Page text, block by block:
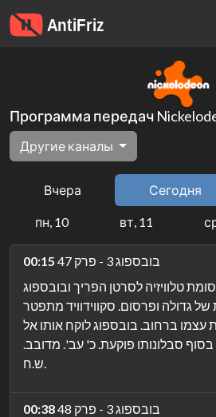
Программа передач
Другие каналы
Вчера Сегодня
пн, 10 вт, 11
00:15
בובספוג 3 - פרק 47
טלוויזיה לסרטן הפריך ובובספוג
גדולה ופרסום. סקווידוויד מתפטר
ברחוב. בובספוג לוקח אותו אל
סבלונותו פוקעת. כ' עב'. מדובב.
ש.ח.
00:38
בובספוג 3 - פרק 48